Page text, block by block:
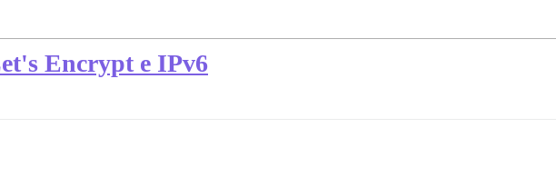
Encrypt e IPv6